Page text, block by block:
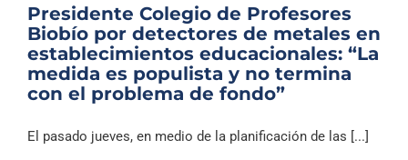
Presidente Colegio de Profesores
Biobío por detectores de metales en
establecimientos educacionales: “La
medida es populista y no termina
con el problema de fondo”
El pasado jueves, en medio de la planificación de las [...]